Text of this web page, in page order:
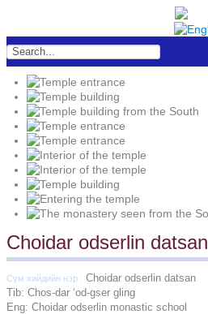
Choidar odserlin datsan
Сүм хийдийн нэр : Choidar odserlin datsan
Tib: Chos-dar ‘od-gser gling
Eng: Choidar odserlin monastic school